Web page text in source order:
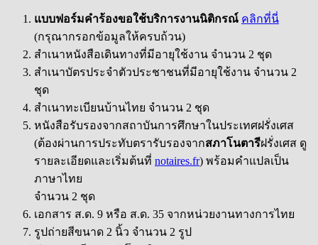
แบบฟอร์มคำร้องขอใช้บริการงานนิติกรณ์ คลิกที่นี่
(กรุณากรอกข้อมูลให้ครบถ้วน)
สำเนาหนังสือเดินทางที่มีอายุใช้งาน จำนวน 2 ชุด
สำเนาบัตรประจำตัวประชาชนที่มีอายุใช้งาน จำนวน 2
ชุด
สำเนาทะเบียนบ้านไทย จำนวน 2 ชุด
หนังสือรับรองจากสถาบันการศึกษาในประเทศฝรั่งเศส
(ต้องผ่านการประทับตรารับรองจากสภาโนตารีฝรั่งเศส ดู
รายละเอียดและเริ่มต้นที่ notaires.fr) พร้อมคำแปลเป็น
ภาษาไทย
จำนวน 2 ชุด
เอกสาร ส.ด. 9 หรือ ส.ด. 35 จากหน่วยงานทางการไทย
รูปถ่ายสีขนาด 2 นิ้ว จำนวน 2 รูป